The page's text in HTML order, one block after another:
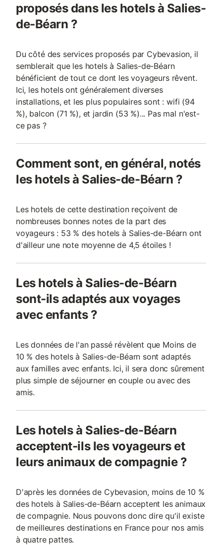
proposés dans les hotels à Salies-
de-Béarn ?
Du côté des services proposés par Cybevasion, il
semblerait que les hotels à Salies-de-Béarn
bénéficient de tout ce dont les voyageurs rêvent.
Ici, les hotels ont généralement diverses
installations, et les plus populaires sont : wifi (94
%), balcon (71 %), et jardin (53 %)... Pas mal n'est-
ce pas ?
Comment sont, en général, notés
les hotels à Salies-de-Béarn ?
Les hotels de cette destination reçoivent de
nombreuses bonnes notes de la part des
voyageurs : 53 % des hotels à Salies-de-Béarn ont
d'ailleur une note moyenne de 4,5 étoiles !
Les hotels à Salies-de-Béarn
sont-ils adaptés aux voyages
avec enfants ?
Les données de l'an passé révèlent que Moins de
10 % des hotels à Salies-de-Béarn sont adaptés
aux familles avec enfants. Ici, il sera donc sûrement
plus simple de séjourner en couple ou avec des
amis.
Les hotels à Salies-de-Béarn
acceptent-ils les voyageurs et
leurs animaux de compagnie ?
D'après les données de Cybevasion, moins de 10 %
des hotels à Salies-de-Béarn acceptent les animaux
de compagnie. Nous pouvons donc dire qu'il existe
de meilleures destinations en France pour nos amis
à quatre pattes.